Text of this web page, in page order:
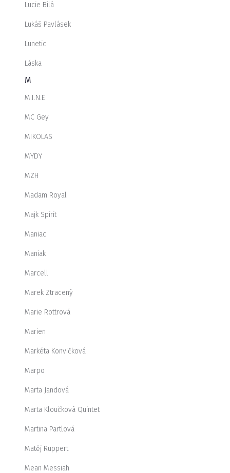
Lucie Bílá
Lukáš Pavlásek
Lunetic
Láska
M
M.I.N.E
MC Gey
MIKOLAS
MYDY
MZH
Madam Royal
Majk Spirit
Maniac
Maniak
Marcell
Marek Ztracený
Marie Rottrová
Marien
Markéta Konvičková
Marpo
Marta Jandová
Marta Kloučková Quintet
Martina Partlová
Matěj Ruppert
Mean Messiah